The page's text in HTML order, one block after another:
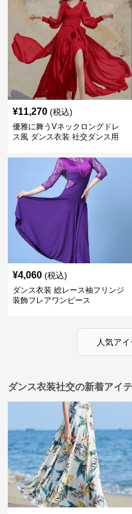
¥11,270 (税込)
優雅に舞うVネックロングドレ
ス風 ダンス衣装 社交ダンス用
¥4,060 (税込)
ダンス衣装 総レース袖フリンジ
装飾フレアワンピース
人気ア
ダンス衣装社交の新着アイ